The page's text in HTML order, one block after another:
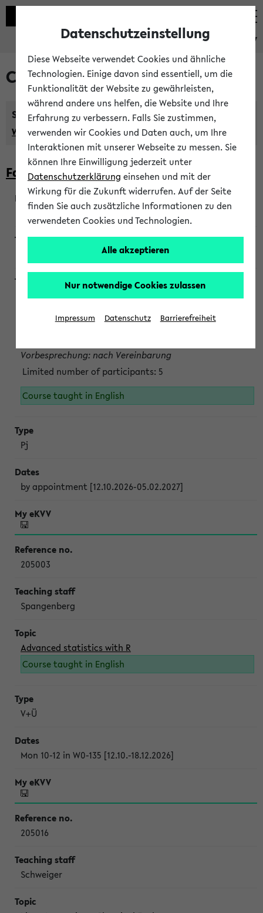
eKVV
Courses taught in English
Semester:
WiSe 2026/2027 SoSe 2026 Previous...
Faculty of Biology
200923
Wendisch, Peters-Wendisch, Stegelmann
Projektmodul "Bakterielle Biotechnologie"
Persönliche Anmeldung beim Veranstalter ist unbedingt
Vorbesprechung: nach Vereinbarung
Limited number of participants: 5
Course taught in English
Pj
by appointment [12.10.2026-05.02.2027]
205003
Spangenberg
Advanced statistics with R
Course taught in English
V+Ü
Mon 10-12 in W0-135 [12.10.-18.12.2026]
205016
Schweiger
Datenschutzeinstellung
Diese Webseite verwendet Cookies und ähnliche
Technologien. Einige davon sind essentiell, um die
Funktionalität der Website zu gewährleisten,
während andere uns helfen, die Website und Ihre
Erfahrung zu verbessern. Falls Sie zustimmen,
verwenden wir Cookies und Daten auch, um Ihre
Interaktionen mit unserer Webseite zu messen. Sie
können Ihre Einwilligung jederzeit unter
Datenschutzerklärung einsehen und mit der
Wirkung für die Zukunft widerrufen. Auf der Seite
finden Sie auch zusätzliche Informationen zu den
verwendeten Cookies und Technologien.
Alle akzeptieren
Nur notwendige Cookies zulassen
Impressum Datenschutz Barrierefreiheit